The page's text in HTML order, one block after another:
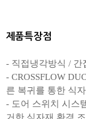
제품특장점
- 직접냉각방식 / 간
- CROSSFLOW
른 복귀를 통한 식
- 도어 스위치 시스